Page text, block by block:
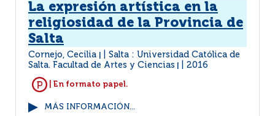
La expresión artística en la
religiosidad de la Provincia de
Salta
Cornejo, Cecilia
Salta : Universidad Católica de
Salta. Facultad de Artes y Ciencias
2016
| En formato papel.
MÁS INFORMACIÓN...